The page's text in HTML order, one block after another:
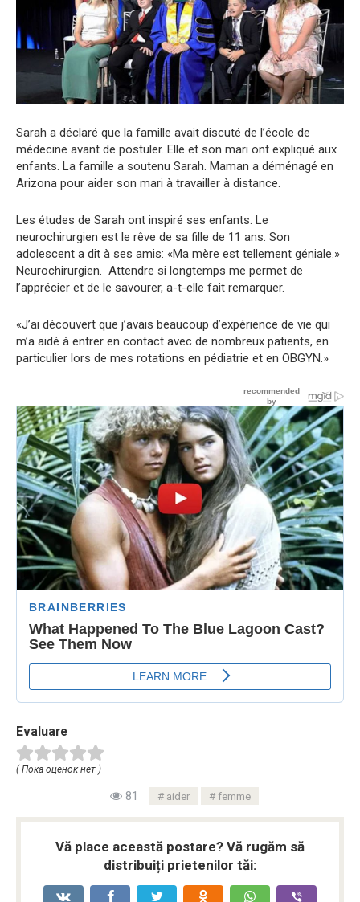
Sarah a déclaré que la famille avait discuté de l’école de
médecine avant de postuler. Elle et son mari ont expliqué aux
enfants. La famille a soutenu Sarah. Maman a déménagé en
Arizona pour aider son mari à travailler à distance.
Les études de Sarah ont inspiré ses enfants. Le
neurochirurgien est le rêve de sa fille de 11 ans. Son
adolescent a dit à ses amis: «Ma mère est tellement géniale.»
Neurochirurgien. Attendre si longtemps me permet de
l’apprécier et de le savourer, a-t-elle fait remarquer.
«J’ai découvert que j’avais beaucoup d’expérience de vie qui
m’a aidé à entrer en contact avec de nombreux patients, en
particulier lors de mes rotations en pédiatrie et en OBGYN.»
Evaluare
( Пока оценок нет )
81 aider femme
Vă place această postare? Vă rugăm să
distribuiți prietenilor tăi: